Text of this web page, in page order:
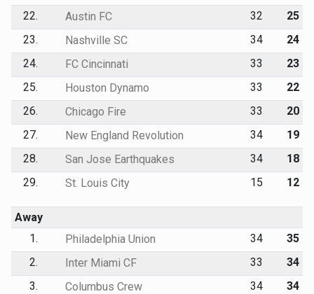
22.
Austin FC 32
25
23.
Nashville SC 34
24
24.
FC Cincinnati 33
23
25.
Houston Dynamo 33
22
26.
Chicago Fire 33
20
27.
New England Revolution 34
19
28.
San Jose Earthquakes 34
18
29.
St. Louis City 15 12
Away
1.
Philadelphia Union 34
35
2.
Inter Miami CF 33
34
3.
Columbus Crew 34 34